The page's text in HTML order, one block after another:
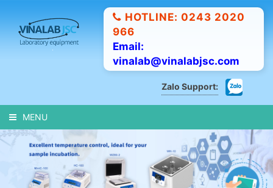
HOTLINE: 0243 2020
966
Email:
vinalab@vinalabjsc.com
Zalo Support:
MENU